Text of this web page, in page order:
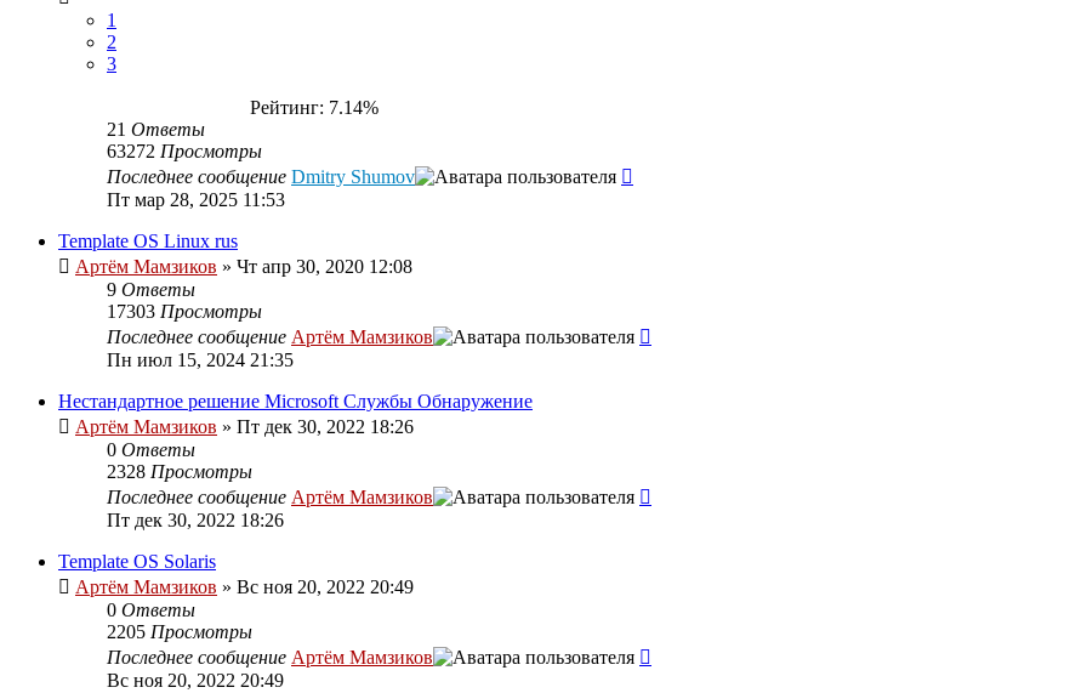
1
2
3
Рейтинг: 7.14%
21 Ответы
63272 Просмотры
Последнее сообщение Dmitry Shumov
Пт мар 28, 2025 11:53
Template OS Linux rus
Артём Мамзиков » Чт апр 30, 2020 12:08
9 Ответы
17303 Просмотры
Последнее сообщение Артём Мамзиков
Пн июл 15, 2024 21:35
Нестандартное решение Microsoft Службы Обнаружение
Артём Мамзиков » Пт дек 30, 2022 18:26
0 Ответы
2328 Просмотры
Последнее сообщение Артём Мамзиков
Пт дек 30, 2022 18:26
Template OS Solaris
Артём Мамзиков » Вс ноя 20, 2022 20:49
0 Ответы
2205 Просмотры
Последнее сообщение Артём Мамзиков
Вс ноя 20, 2022 20:49